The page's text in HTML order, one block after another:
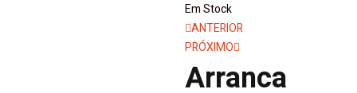
Em Stock
Navegação
de
ANTERIOR
PRÓXIMO
Arranca